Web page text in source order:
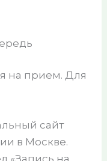
на прием. Для
сайт
в Москве.